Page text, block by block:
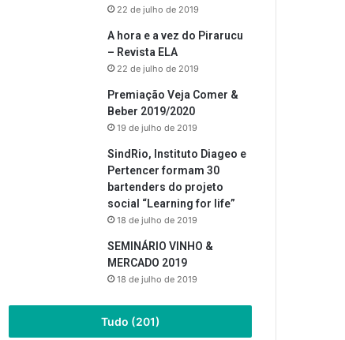
22 de julho de 2019
A hora e a vez do Pirarucu
– Revista ELA
22 de julho de 2019
Premiação Veja Comer &
Beber 2019/2020
19 de julho de 2019
SindRio, Instituto Diageo e
Pertencer formam 30
bartenders do projeto
social “Learning for life”
18 de julho de 2019
SEMINÁRIO VINHO &
MERCADO 2019
18 de julho de 2019
Tudo (201)